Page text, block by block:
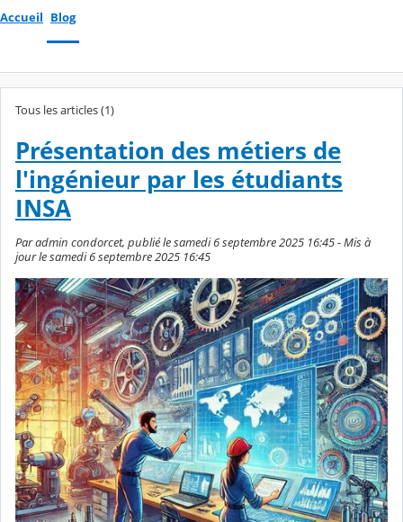
Accueil Blog
Tous les articles (1)
Présentation des métiers de
l'ingénieur par les étudiants
INSA
Par admin condorcet, publié le samedi 6 septembre 2025 16:45 - Mis à
jour le samedi 6 septembre 2025 16:45